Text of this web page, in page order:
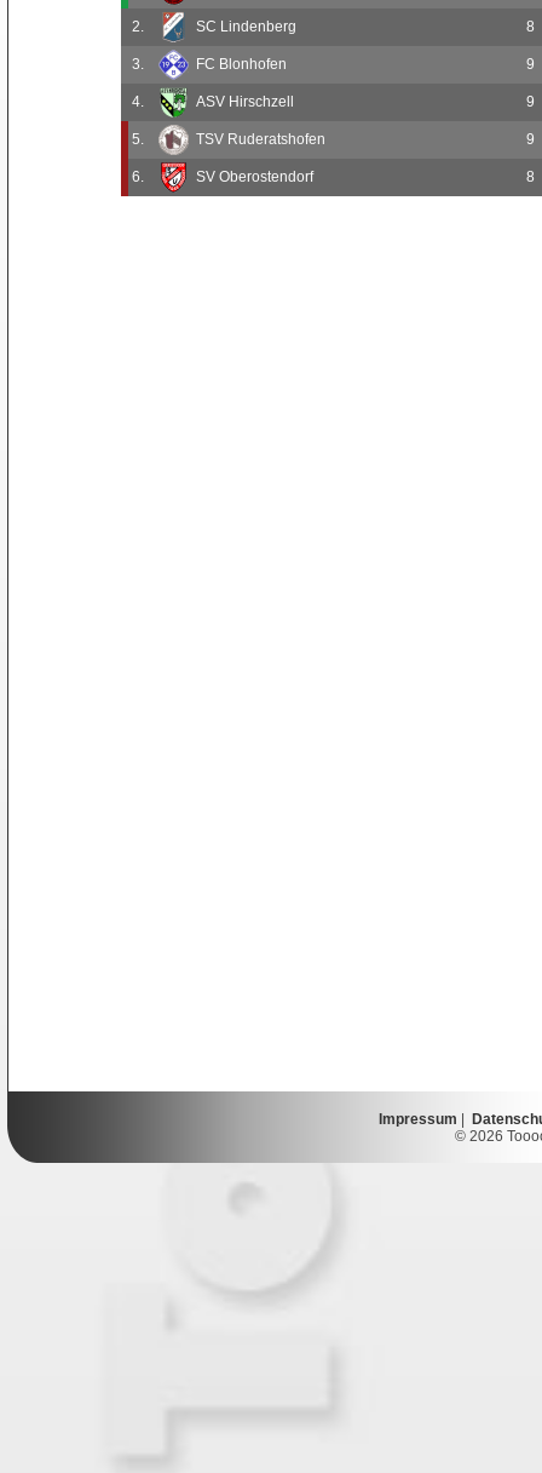
2. SC Lindenberg 8
3. FC Blonhofen 9
4. ASV Hirschzell 9
5. TSV Ruderatshofen 9
6. SV Oberostendorf 8
Impressum
© 2026